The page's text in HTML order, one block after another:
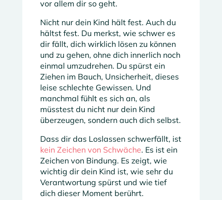
vor allem dir so geht.
Nicht nur dein Kind hält fest. Auch du
hältst fest. Du merkst, wie schwer es
dir fällt, dich wirklich lösen zu können
und zu gehen, ohne dich innerlich noch
einmal umzudrehen. Du spürst ein
Ziehen im Bauch, Unsicherheit, dieses
leise schlechte Gewissen. Und
manchmal fühlt es sich an, als
müsstest du nicht nur dein Kind
überzeugen, sondern auch dich selbst.
Dass dir das Loslassen schwerfällt, ist
kein Zeichen von Schwäche. Es ist ein
Zeichen von Bindung. Es zeigt, wie
wichtig dir dein Kind ist, wie sehr du
Verantwortung spürst und wie tief
dich dieser Moment berührt.